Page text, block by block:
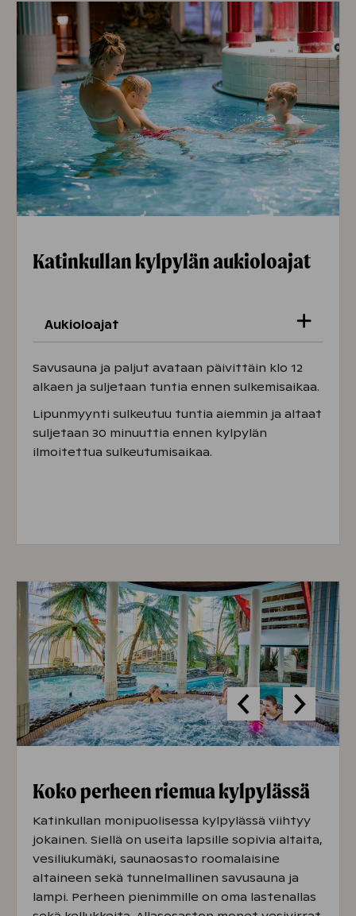
Katinkullan kylpylän aukioloajat
Aukioloajat
Kylpylä on avoinna päivittäin klo 11-21
16.8. alkaen olemme avoinna su–to klo 11–
20 ja pe–la klo 11–21.
Ulko- ja lastenallas ovat uudistustöiden
Savusauna ja paljut avataan päivittäin klo 12
alkaen ja suljetaan tuntia ennen sulkemisaikaa.
Lipunmyynti sulkeutuu tuntia aiemmin ja altaat
suljetaan 30 minuuttia ennen kylpylän
ilmoitettua sulkeutumisaikaa.
Koko perheen riemua kylpylässä
Katinkullan monipuolisessa kylpylässä viihtyy
jokainen. Siellä on useita lapsille sopivia altaita,
vesiliukumäki, saunaosasto roomalaisine
altaineen sekä tunnelmallinen savusauna ja
lampi. Perheen pienimmille on oma lastenallas